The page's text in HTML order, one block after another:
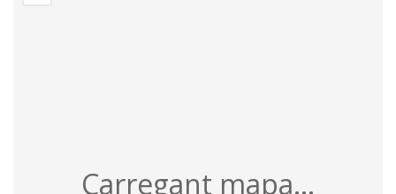
Carregant mapa...